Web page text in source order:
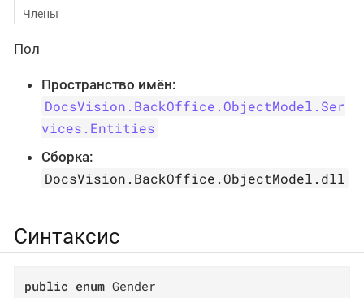
Члены
Пол
Пространство имён:
DocsVision.BackOffice.ObjectModel.Ser
vices.Entities
Сборка:
DocsVision.BackOffice.ObjectModel.dll
Синтаксис
public enum Gender